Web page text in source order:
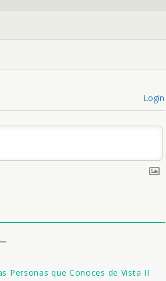
Login
Personas que Conoces de Vista II